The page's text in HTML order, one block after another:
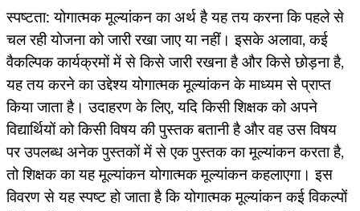
स्पष्टता: योगात्मक मूल्यांकन का अर्थ है यह तय करना कि पहले से
चल रही योजना को जारी रखा जाए या नहीं। इसके अलावा, कई
वैकल्पिक कार्यक्रमों में से किसे जारी रखना है और किसे छोड़ना है,
यह तय करने का उद्देश्य योगात्मक मूल्यांकन के माध्यम से प्राप्त
किया जाता है। उदाहरण के लिए, यदि किसी शिक्षक को अपने
विद्यार्थियों को किसी विषय की पुस्तक बतानी है और वह उस विषय
पर उपलब्ध अनेक पुस्तकों में से एक पुस्तक का मूल्यांकन करता है,
तो शिक्षक का यह मूल्यांकन योगात्मक मूल्यांकन कहलाएगा। इस
विवरण से यह स्पष्ट हो जाता है कि योगात्मक मूल्यांकन कई विकल्पों